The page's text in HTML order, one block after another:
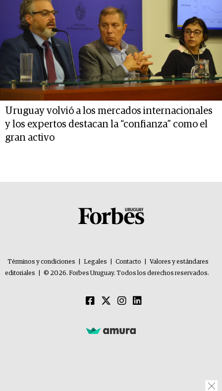
Uruguay volvió a los mercados internacionales
y los expertos destacan la “confianza” como el
gran activo
Términos y condiciones Legales Contacto
Valores y estándares
editoriales
© 2026. Forbes Uruguay. Todos los derechos reservados.